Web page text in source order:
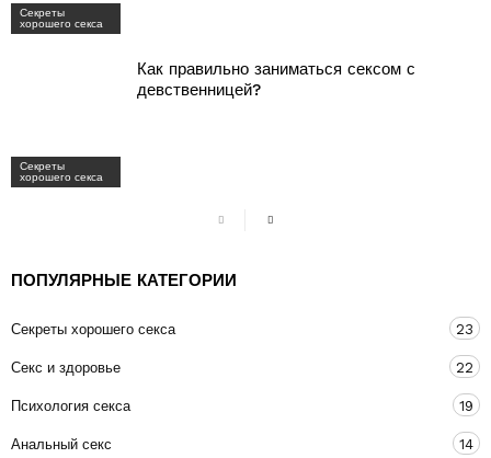
Секреты
хорошего секса
Секреты
хорошего секса
Как правильно заниматься сексом с
девственницей?
ПОПУЛЯРНЫЕ КАТЕГОРИИ
Секреты хорошего секса 23
Секс и здоровье 22
Психология секса 19
Анальный секс 14